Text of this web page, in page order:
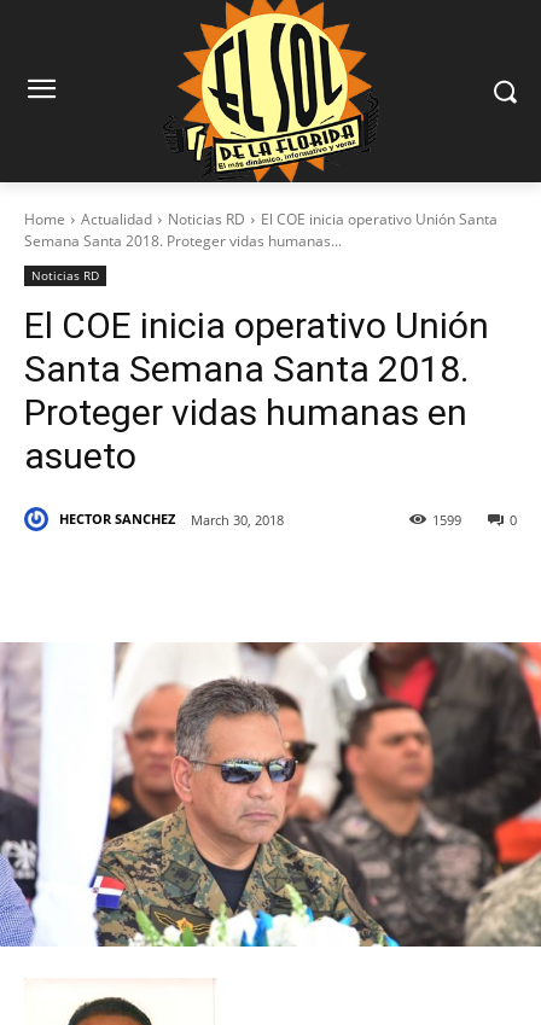
Home Actualidad Noticias RD
El COE inicia operativo Unión Santa
Semana Santa 2018. Proteger vidas humanas...
Noticias RD
El COE inicia operativo Unión
Santa Semana Santa 2018.
Proteger vidas humanas en
asueto
HECTOR SANCHEZ March 30, 2018 0
1599